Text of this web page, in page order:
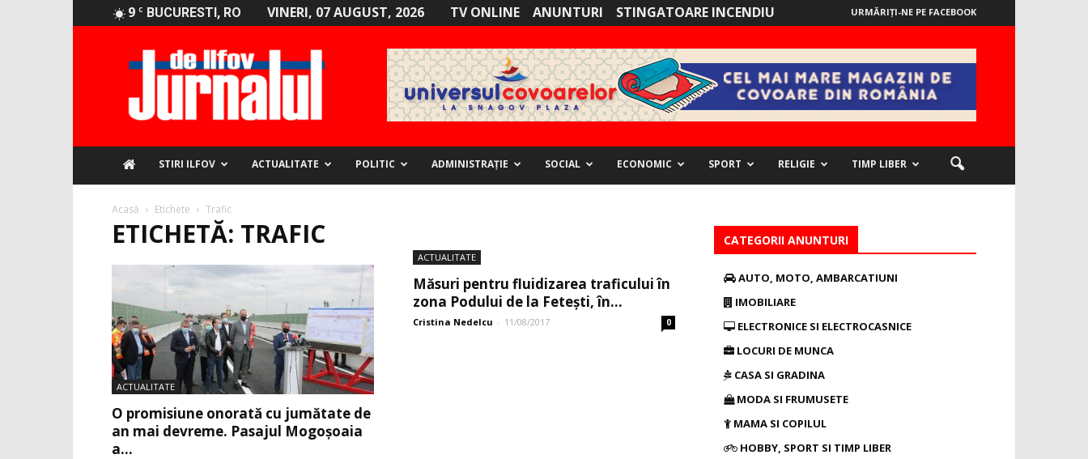
9 C BUCURESTI, RO VINERI, 07 AUGUST, 2026 TV ONLINE ANUNTURI STINGATOARE INCENDIU URMĂRIȚI-NE PE FACEBOOK
STIRI ILFOV ACTUALITATE POLITIC ADMINISTRAȚIE SOCIAL ECONOMIC SPORT RELIGIE TIMP LIBER
Acasă Etichete Trafic
ETICHETĂ: TRAFIC
ACTUALITATE
O promisiune onorată cu jumătate de
an mai devreme. Pasajul Mogoşoaia
a...
ACTUALITATE
Măsuri pentru fluidizarea traficului în
zona Podului de la Fetești, în...
Cristina Nedelcu - 11/08/2017 0
CATEGORII ANUNTURI
AUTO, MOTO, AMBARCATIUNI
IMOBILIARE
ELECTRONICE SI ELECTROCASNICE
LOCURI DE MUNCA
CASA SI GRADINA
MODA SI FRUMUSETE
MAMA SI COPILUL
HOBBY, SPORT SI TIMP LIBER